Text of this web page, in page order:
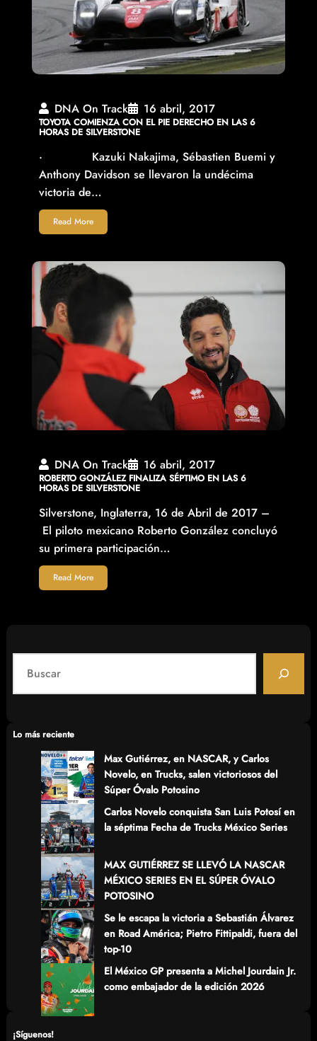
DNA On Track 16 abril, 2017
TOYOTA COMIENZA CON EL PIE DERECHO EN LAS 6
HORAS DE SILVERSTONE
· Kazuki Nakajima, Sébastien Buemi y
Anthony Davidson se llevaron la undécima
victoria de…
Read More
DNA On Track 16 abril, 2017
ROBERTO GONZÁLEZ FINALIZA SÉPTIMO EN LAS 6
HORAS DE SILVERSTONE
Silverstone, Inglaterra, 16 de Abril de 2017 –
El piloto mexicano Roberto González concluyó
su primera participación…
Read More
a
cLo más reciente
Max Gutiérrez, en NASCAR, y Carlos
Novelo, en Trucks, salen victoriosos del
Súper Óvalo Potosino
Carlos Novelo conquista San Luis Potosí en
la séptima Fecha de Trucks México Series
MAX GUTIÉRREZ SE LLEVÓ LA NASCAR
MÉXICO SERIES EN EL SÚPER ÓVALO
POTOSINO
Se le escapa la victoria a Sebastián Álvarez
en Road América; Pietro Fittipaldi, fuera del
top-10
El México GP presenta a Michel Jourdain Jr.
como embajador de la edición 2026
¡Síguenos!